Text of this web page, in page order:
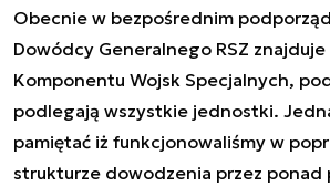
Obecnie w bezpośrednim
Dowódcy Generalnego RSZ
Komponentu Wojsk Specjalnych,
podlegają wszystkie jednostki.
pamiętać iż funkcjonowaliśmy w
strukturze dowodzenia przez ponad